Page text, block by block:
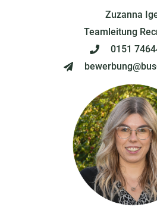
Zuzanna
Teamleitung
0151